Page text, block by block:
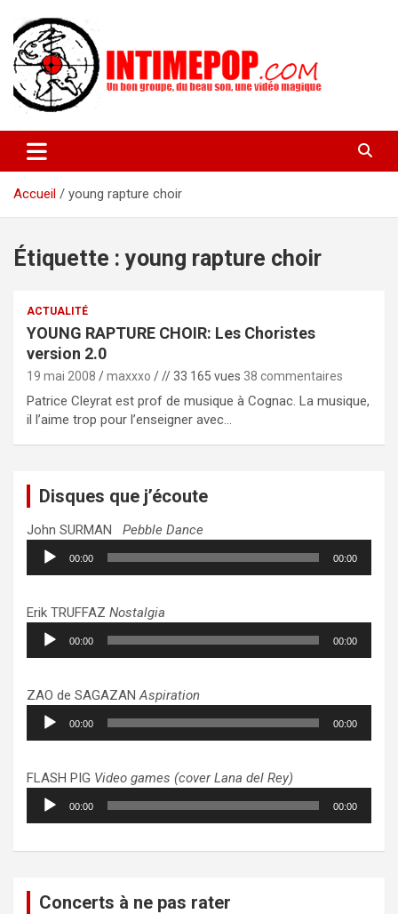
contenu
intimepop.com
actuelles pop rock, post-rock, indé sur Lyon. rock pop concert
lyon
Accueil
young rapture choir
Étiquette :young rapture choir
ACTUALITÉ
YOUNG RAPTURE CHOIR: Les Choristes
version 2.0
19 mai 2008 maxxxo // 33 165 vues 38 commentaires
Patrice Cleyrat est prof de musique à Cognac. La musique,
il l’aime trop pour l’enseigner avec…
Disques que j’écoute
John SURMAN Pebble Dance
Lecteur
audio
00:00 00:00
Erik TRUFFAZ Nostalgia
Lecteur
audio
00:00 00:00
ZAO de SAGAZANAspiration
Lecteur
audio
00:00 00:00
FLASH PIG Video games (cover Lana del Rey)
Lecteur
audio
00:00 00:00
Concerts à ne pas rater